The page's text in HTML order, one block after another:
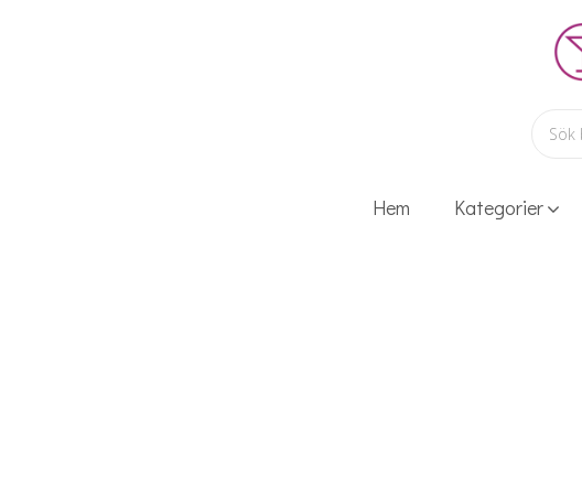
Hem Kategorier